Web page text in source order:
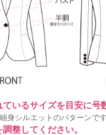
いるサイズを目安に号
身シルエットのパターンです
整してください。